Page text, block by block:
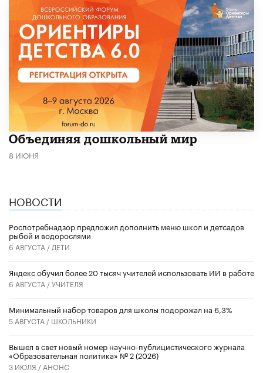
​Объединяя дошкольный мир
8 ИЮНЯ
НОВОСТИ
Роспотребнадзор предложил дополнить меню школ и детсадов
рыбой и водорослями
6 АВГУСТА / ДЕТИ
​Яндекс обучил более 20 тысяч учителей использовать ИИ в работе
6 АВГУСТА /УЧИТЕЛЯ
Минимальный набор товаров для школы подорожал на 6,3%
5 АВГУСТА / ШКОЛЬНИКИ
Вышел в свет новый номер научно-публицистического журнала
«Образовательная политика» № 2 (2026)
3 ИЮЛЯ / АНОНС